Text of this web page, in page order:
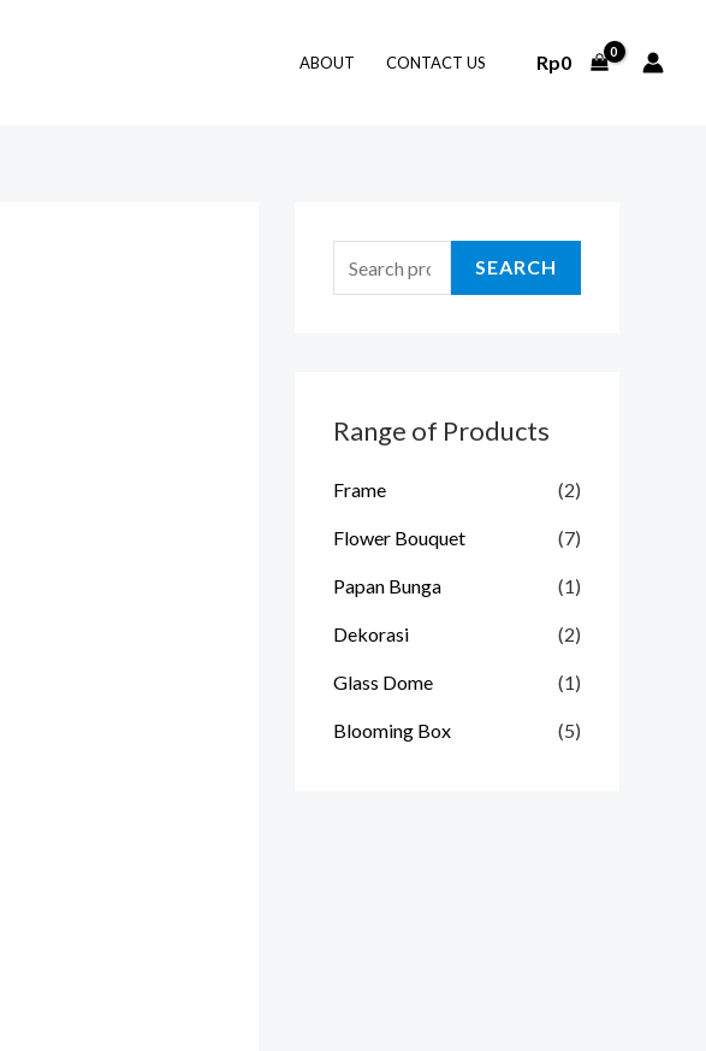
ABOUT CONTACT US Rp0
e
f
SEARCH
Range of Products
Frame (2)
Flower Bouquet (7)
Papan Bunga (1)
Dekorasi (2)
Glass Dome (1)
Blooming Box (5)